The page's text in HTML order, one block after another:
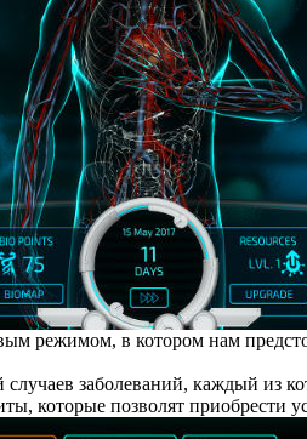
режимом, в котором нам
случаев заболеваний, каждый
которые позволят приобрести